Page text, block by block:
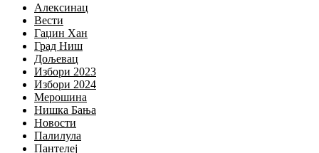
Алексинац
Вести
Гаџин Хан
Град Ниш
Дољевац
Избори 2023
Избори 2024
Мерошина
Нишка Бања
Новости
Палилула
Пантелеј